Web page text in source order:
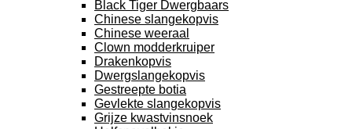
Black Tiger Dwergbaars
Chinese slangekopvis
Chinese weeraal
Clown modderkruiper
Drakenkopvis
Dwergslangekopvis
Gestreepte botia
Gevlekte slangekopvis
Grijze kwastvinsnoek